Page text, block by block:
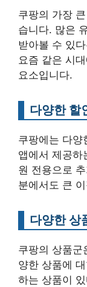
쿠팡의 가장
습니다. 많은
받아볼 수 있
요즘 같은 시
요소입니다.
다양한 할
쿠팡에는 다양
앱에서 제공하
원 전용으로
분에서도 큰
다양한 상
쿠팡의 상품군
양한 상품에
하는 상품이